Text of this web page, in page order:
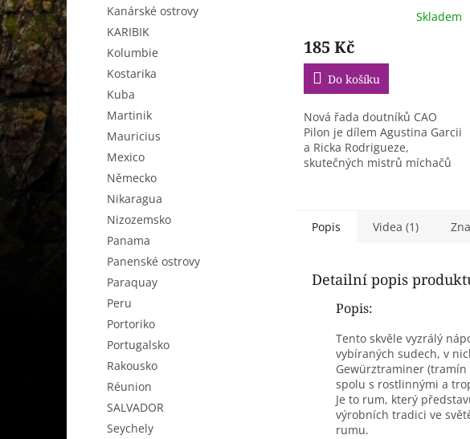
Kanárské ostrovy
KARIBIK
Kolumbie
Kostarika
Kuba
Martinik
Mauricius
Mexico
Německo
Nikaragua
Nizozemsko
Panama
Panenské ostrovy
Paraquay
Peru
Portoriko
Portugalsko
Rakousko
Réunion
SALVADOR
Seychely
Skladem
185 Kč
Do košíku
Nová řada doutníků CAO
Pilon je dílem Agustina Garcii
a Ricka Rodrigueze,
skutečných mistrů míchačů
Popis Videa (1)
Detailní popis
Popis:
Tento skvěle vyzrálý
vybíraných sudech, v
Gewürztraminer (tramín
spolu s rostlinnými a
Je to rum, který
výrobních tradici ve
rumu.